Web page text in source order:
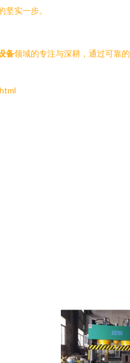
实一步。
备领域的专注与深耕，通过可靠的